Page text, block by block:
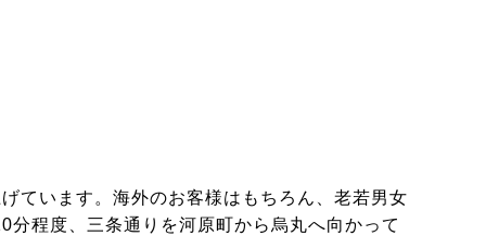
ています。海外のお客様はもちろん、老若男女
程度、三条通りを河原町から烏丸へ向かって